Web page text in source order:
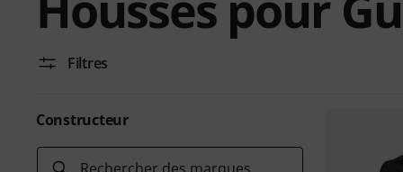
Filtres
Constructeur